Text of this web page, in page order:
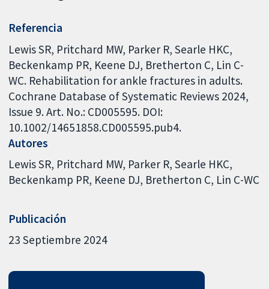
Referencia
Lewis SR, Pritchard MW, Parker R, Searle HKC,
Beckenkamp PR, Keene DJ, Bretherton C, Lin C-
WC. Rehabilitation for ankle fractures in adults.
Cochrane Database of Systematic Reviews 2024,
Issue 9. Art. No.: CD005595. DOI:
10.1002/14651858.CD005595.pub4.
Autores
Lewis SR Pritchard MW Parker R Searle HKC
Beckenkamp PR Keene DJ Bretherton C Lin C-WC
Publicación
23 Septiembre 2024